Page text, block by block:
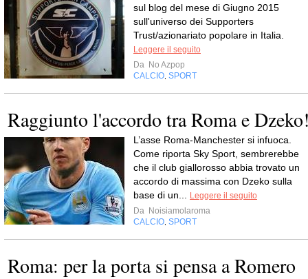
sul blog del mese di Giugno 2015
sull'universo dei Supporters
Trust/azionariato popolare in Italia.
Leggere il seguito
Da No Azpop
CALCIO SPORT
Raggiunto l'accordo tra Roma e
L’asse Roma-Manchester si infuoca.
Come riporta Sky Sport, sembrerebbe
che il club giallorosso abbia trovato un
accordo di massima con Dzeko sulla
base di un...
Leggere il seguito
Da Noisiamolaroma
CALCIO SPORT
Roma: per la porta si pensa a Romero